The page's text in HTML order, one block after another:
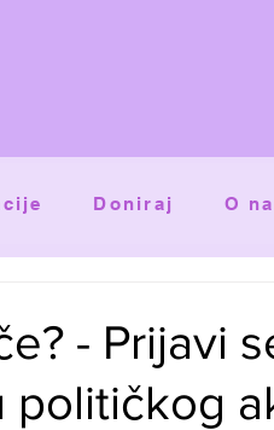
Doniraj O
- Prijavi
političkog